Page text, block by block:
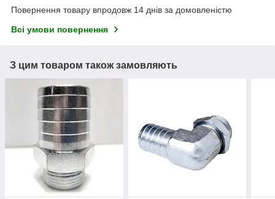
Повернення товару впродовж 14 днів за домовленістю
Всі умови повернення
З цим товаром також замовляють